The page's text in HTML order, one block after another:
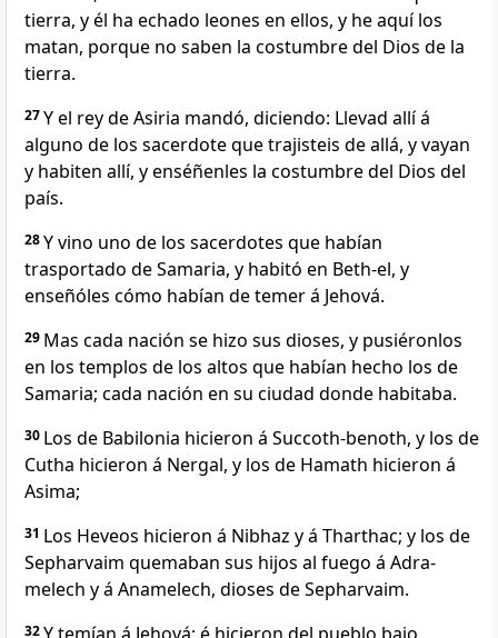
tierra, y él ha echado leones en ellos, y he aquí los
matan, porque no saben la costumbre del Dios de la
tierra.
27Y el rey de Asiria mandó, diciendo: Llevad allí á
alguno de los sacerdote que trajisteis de allá, y vayan
y habiten allí, y enséñenles la costumbre del Dios del
país.
28Y vino uno de los sacerdotes que habían
trasportado de Samaria, y habitó en Beth-el, y
enseñóles cómo habían de temer á Jehová.
29 Mas cada nación se hizo sus dioses, y pusiéronlos
en los templos de los altos que habían hecho los de
Samaria; cada nación en su ciudad donde habitaba.
30 Los de Babilonia hicieron á Succoth-benoth, y los de
Cutha hicieron á Nergal, y los de Hamath hicieron á
Asima;
31 Los Heveos hicieron á Nibhaz y á Tharthac; y los de
Sepharvaim quemaban sus hijos al fuego á Adra-
melech y á Anamelech, dioses de Sepharvaim.
32